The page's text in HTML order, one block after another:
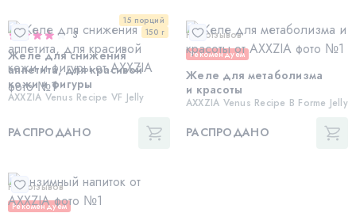
15 порций
150 г
3
Желе для снижения
аппетита, для красивой
кожи и фигуры
AXXZIA Venus Recipe VF Jelly
РАСПРОДАНО
Нет отзывов
Рекомендуем
Желе для метаболизма
и красоты
AXXZIA Venus Recipe B Forme Jelly
РАСПРОДАНО
Нет отзывов
Рекомендуем